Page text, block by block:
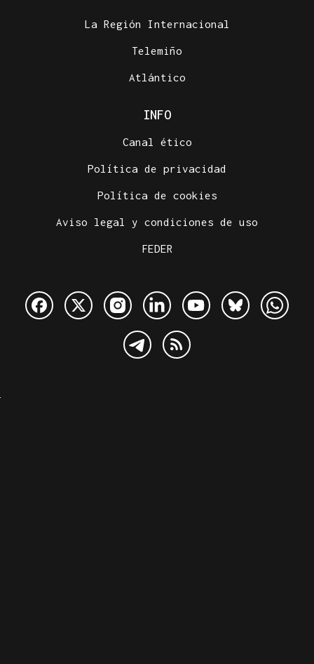
La Región Internacional
Telemiño
Atlántico
INFO
Canal ético
Política de privacidad
Política de cookies
Aviso legal y condiciones de uso
FEDER